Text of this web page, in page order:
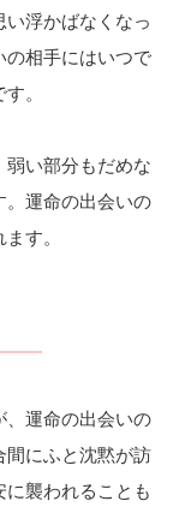
浮かばなくなっ
の相手にはいつで
。
弱い部分もだめな
。運命の出会いの
す。
、運命の出会いの
間にふと沈黙が訪
襲われることも